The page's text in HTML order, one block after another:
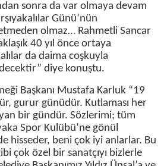
sonra da var olmaya devam
Günü’nün
olmaz… Rahmetli Sancar
40 yıl önce ortaya
da daima coşkuyla
diye konuştu.
Başkanı Mustafa Karluk “19
gurur günüdür. Kutlaması her
bir gündür. Sözlerimi; tüm
Spor Kulübü’ne gönül
hisseder, beni çok iyi anlarlar. Bu
çok özel bir sanatçıyı bizlerle